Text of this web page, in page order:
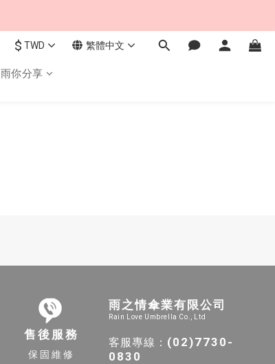
$ TWD 繁體中文
雨你分享
售後服務
保固維修
雨之情傘業有限公司
Rain Love Umbrella Co., Ltd
客服專線： (02)7730-
0830